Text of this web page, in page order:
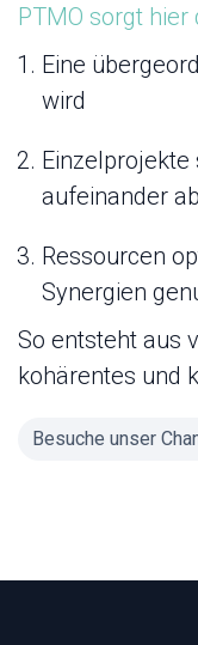
PTMO sorgt hier
Eine
wird
Einzelprojekte
aufeinander
Ressourcen
Synergien
So entsteht aus
kohärentes und
Besuche unser